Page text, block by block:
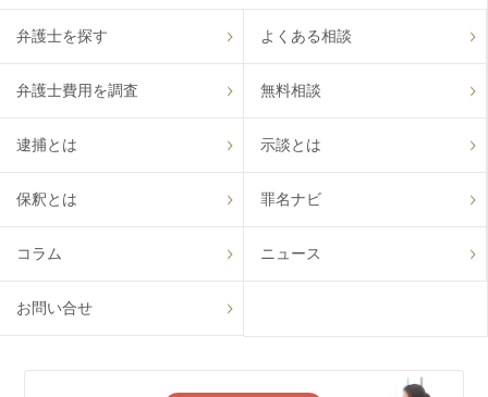
弁護士を探す よくある相談
弁護士費用を調査 無料相談
逮捕とは 示談とは
保釈とは 罪名ナビ
コラム ニュース
お問い合せ